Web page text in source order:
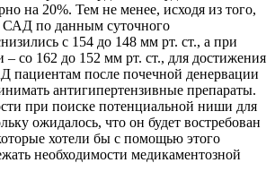
на 20%. Тем не менее, исходя из того,
САД по данным суточного
с 154 до 148 мм рт. ст., а при
со 162 до 152 мм рт. ст., для достижения
пациентам после почечной денервации
антигипертензивные препараты.
при поиске потенциальной ниши для
ожидалось, что он будет востребован
хотели бы с помощью этого
необходимости медикаментозной